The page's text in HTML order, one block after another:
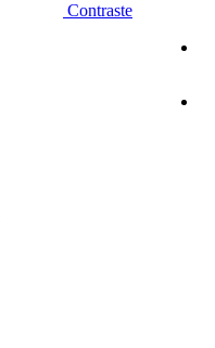
Contraste